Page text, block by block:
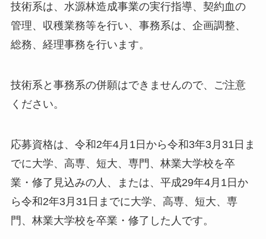
技術系は、水源林造成事業の実行指導、契約血の
管理、収穫業務等を行い、事務系は、企画調整、
総務、経理事務を行います。
技術系と事務系の併願はできませんので、ご注意
ください。
応募資格は、令和2年4月1日から令和3年3月31日ま
でに大学、高専、短大、専門、林業大学校を卒
業・修了見込みの人、または、平成29年4月1日か
ら令和2年3月31日までに大学、高専、短大、専
門、林業大学校を卒業・修了した人です。